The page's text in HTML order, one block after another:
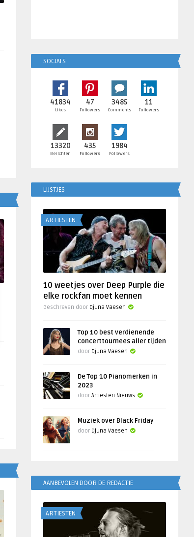
SOCIALS
41834
Likes
47
Followers
3485
Comments
11
Followers
13320
Berichten
435
Followers
1984
Followers
LIJSTJES
ARTIESTEN
10 weetjes over Deep Purple die
elke rockfan moet kennen
Geschreven door Djuna Vaesen
Top 10 best verdienende
concerttournees aller tijden
door Djuna Vaesen
De Top 10 Pianomerken in
2023
door Artiesten Nieuws
Muziek over Black Friday
door Djuna Vaesen
AANBEVOLEN DOOR DE REDACTIE
ARTIESTEN